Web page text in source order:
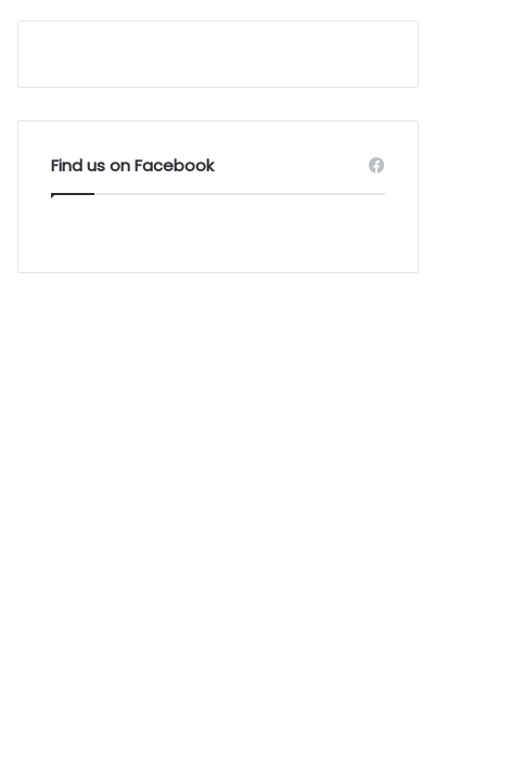
Find us on Facebook